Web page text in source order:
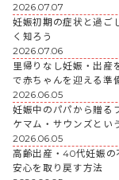
2026.07.07
妊娠初期の症状と過ご
く知ろう
2026.07.06
里帰りなし妊娠・出産
で赤ちゃんを迎える準
2026.06.05
妊娠中のパパから贈る
ケマム・サウンズとい
2026.06.05
高齢出産・40代妊娠の
安心を取り戻す方法